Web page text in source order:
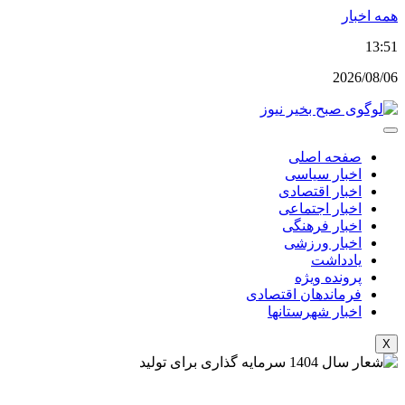
پرش
محتوا
همه اخبار
13:51
2026/08/06
صفحه اصلی
اخبار سیاسی
اخبار اقتصادی
اخبار اجتماعی
اخبار فرهنگی
اخبار ورزشی
یادداشت
پرونده ویژه
فرماندهان اقتصادی
اخبار شهرستانها
X